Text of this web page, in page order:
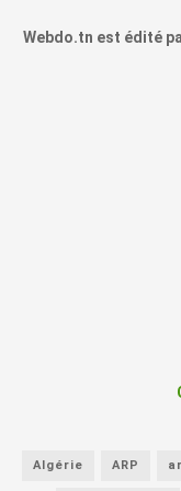
Webdo.tn est édité
Algérie ARP